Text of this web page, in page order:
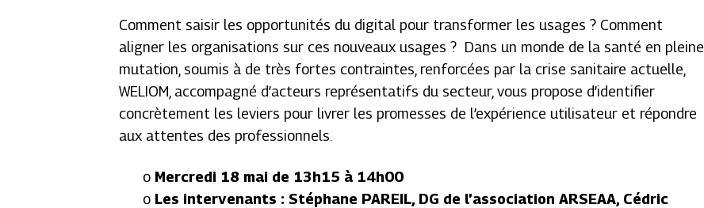
Comment saisir les opportunités du digital pour transformer les usages ? Comment
aligner les organisations sur ces nouveaux usages ? Dans un monde de la santé en pleine
mutation, soumis à de très fortes contraintes, renforcées par la crise sanitaire actuelle,
WELIOM, accompagné d’acteurs représentatifs du secteur, vous propose d’identifier
concrètement les leviers pour livrer les promesses de l’expérience utilisateur et répondre
aux attentes des professionnels.
o Mercredi 18 mai de 13h15 à 14h00
o Les intervenants : Stéphane PAREIL, DG de l’association ARSEAA, Cédric